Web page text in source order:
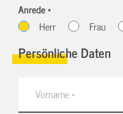
Anrede *
Herr
Frau
Persönliche Daten